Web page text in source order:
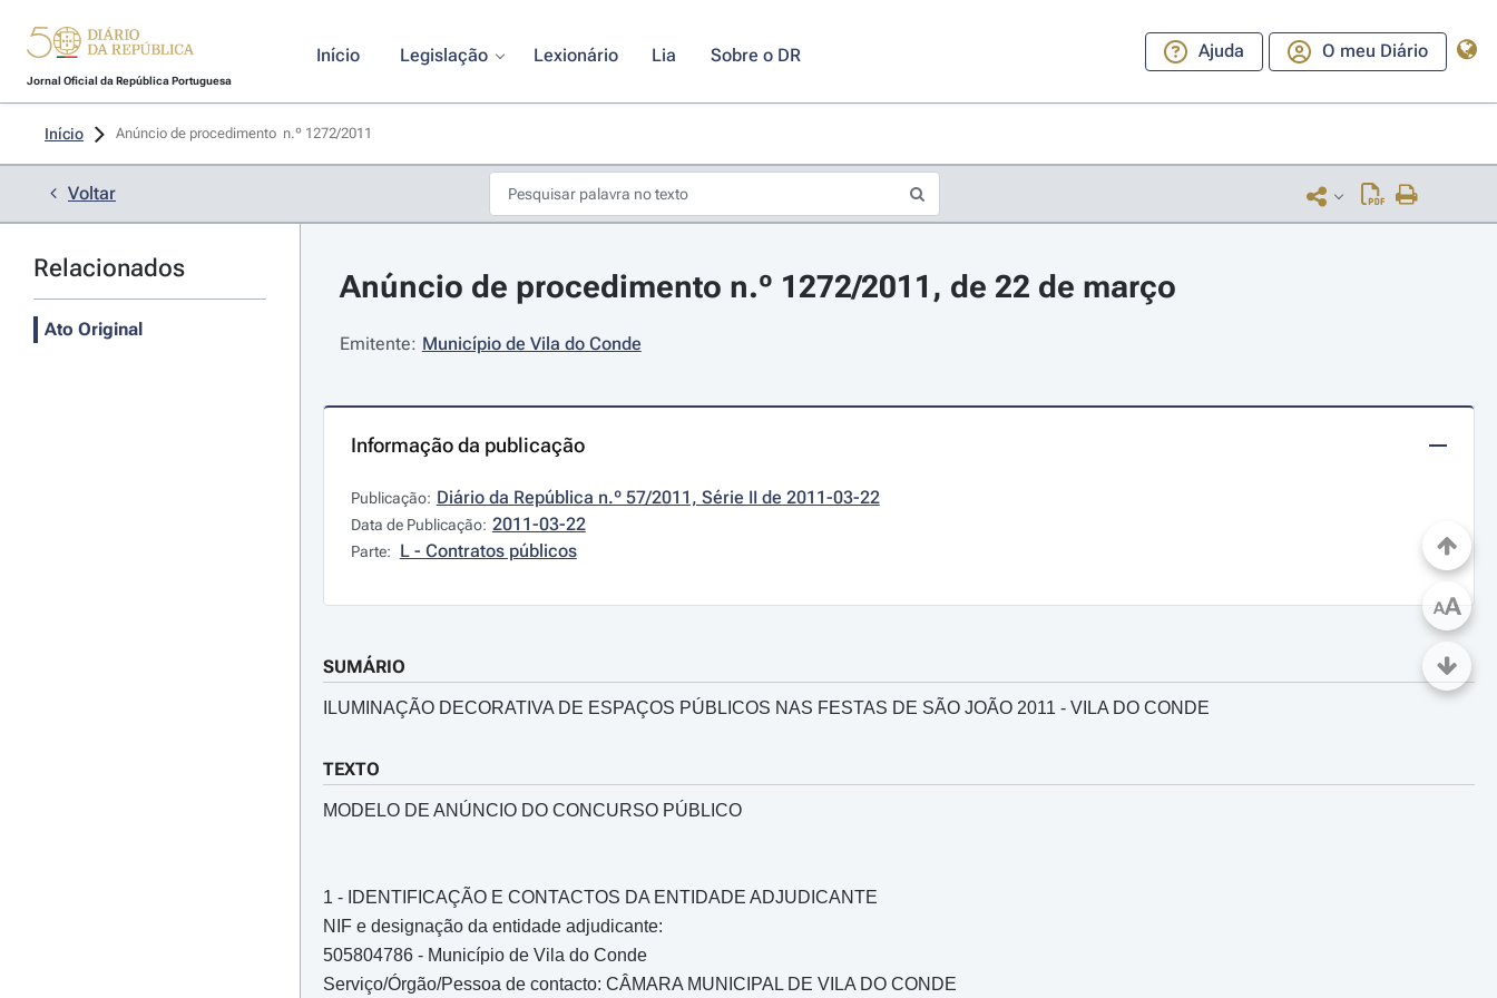
Jornal Oficial da República Portuguesa
Início Legislação Lexionário Lia Sobre o DR Ajuda O meu Diário
Início Anúncio de procedimento  n.º 1272/2011
Voltar
Relacionados
Ato Original
Anúncio de procedimento n.º 1272/2011, de 22 de março
Emitente: Município de Vila do Conde
Informação da publicação
Publicação: Diário da República n.º 57/2011, Série II de 2011-03-22
Data de Publicação: 2011-03-22
Parte: L - Contratos públicos
SUMÁRIO
ILUMINAÇÃO DECORATIVA DE ESPAÇOS PÚBLICOS NAS FESTAS DE SÃO JOÃO 2011 - VILA DO CONDE
TEXTO
MODELO DE ANÚNCIO DO CONCURSO PÚBLICO
1 - IDENTIFICAÇÃO E CONTACTOS DA ENTIDADE ADJUDICANTE
NIF e designação da entidade adjudicante:
505804786 - Município de Vila do Conde
Serviço/Órgão/Pessoa de contacto: CÂMARA MUNICIPAL DE VILA DO CONDE
AA